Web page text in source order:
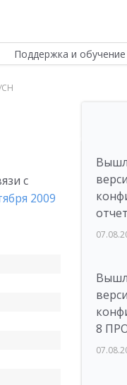
Поддержка и обучение
с
2009
8